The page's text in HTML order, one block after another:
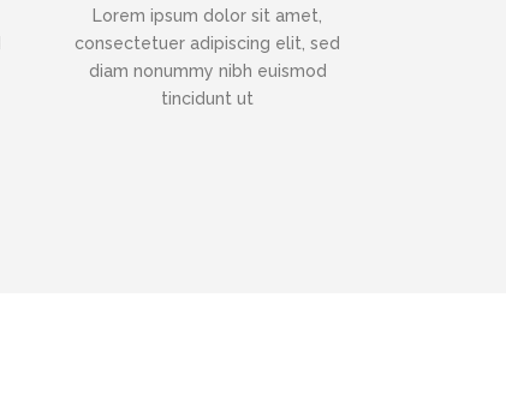
Lorem ipsum dolor sit amet,
consectetuer adipiscing elit, sed
diam nonummy nibh euismod
tincidunt ut